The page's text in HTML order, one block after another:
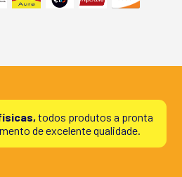
todos produtos a pronta
de excelente qualidade.